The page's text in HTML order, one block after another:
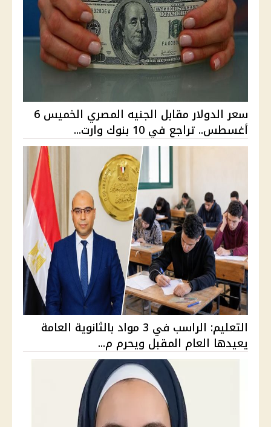
سعر الدولار مقابل الجنيه المصري الخميس 6
أغسطس.. تراجع في 10 بنوك وارت...
التعليم: الراسب في 3 مواد بالثانوية العامة
يعيدها العام المقبل ويحرم م...